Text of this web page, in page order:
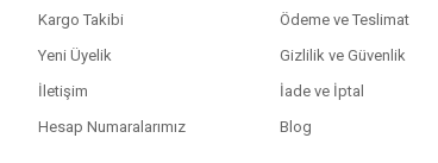
Kargo Takibi
Yeni Üyelik
İletişim
Hesap Numaralarımız
Ödeme ve Teslimat
Gizlilik ve Güvenlik
İade ve İptal
Blog